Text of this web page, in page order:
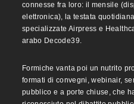
connesse fra loro: il mensile
elettronica), la testata
specializzate Airpress e
arabo Decode39.
Formiche vanta poi un nutrito
formati di convegni, webinair,
pubblico e a porte chiuse, che